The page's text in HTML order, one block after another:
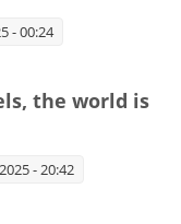
- 00:24
the world is
- 20:42